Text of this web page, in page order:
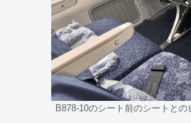
B878-10のシート前のシートとの